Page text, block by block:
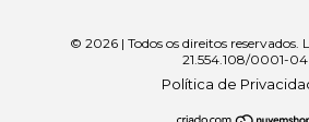
© 2026 | Todos os direitos reservados.
21.554.108/0001-04
Política de